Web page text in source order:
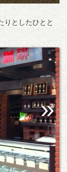
りとしたひとと